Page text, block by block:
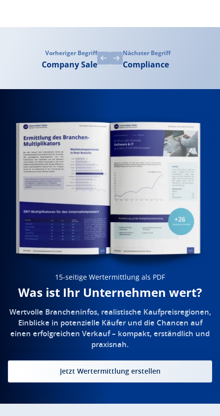
Vorheriger Begriff
Company Sale
Nächster Begriff
Compliance
15-seitige Wertermittlung als PDF
Was ist Ihr Unternehmen wert?
Wertvolle Brancheninfos, realistische Kaufpreisregionen,
Einblicke in potenzielle Käufer und die Chancen auf
einen erfolgreichen Verkauf – kompakt, erständlich und
praxisnah.
Jetzt Wertermittlung erstellen